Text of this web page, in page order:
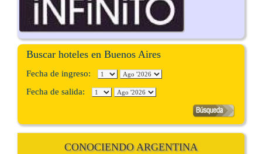
Buscar hoteles en Buenos Aires
Fecha de ingreso:
Fecha de salida:
CONOCIENDO ARGENTINA